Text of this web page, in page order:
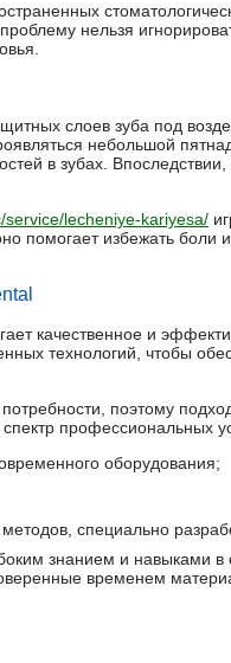
нельзя
слоев зуба под
небольшой
в зубах.
lecheniye-kariyesa/
помогает избежать боли
качественное и
технологий, чтобы
поэтому
профессиональных
оборудования;
специально
знанием и навыками
временем